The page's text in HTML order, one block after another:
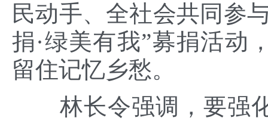
民动手、全社会共同参
捐·绿美有我”募捐活动
留住记忆乡愁。
林长令强调，要强化